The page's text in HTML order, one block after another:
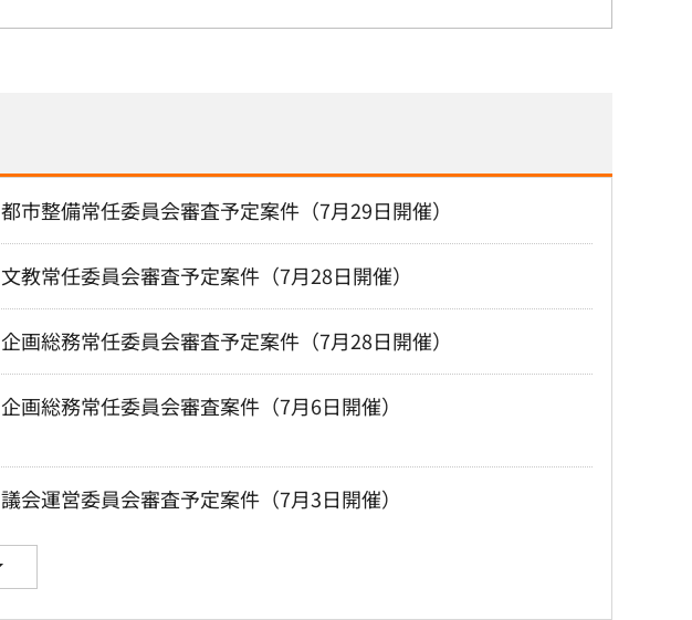
都市整備常任委員会審査予定案件（7月29日開催）
文教常任委員会審査予定案件（7月28日開催）
企画総務常任委員会審査予定案件（7月28日開催）
企画総務常任委員会審査案件（7月6日開催）
議会運営委員会審査予定案件（7月3日開催）